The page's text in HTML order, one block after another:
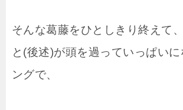
そんな葛藤をひとしきり終えて
と(後述)が頭を過っていっぱいに
ングで、